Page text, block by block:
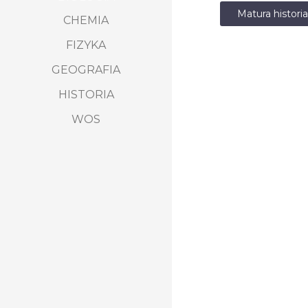
CHEMIA
FIZYKA
GEOGRAFIA
HISTORIA
WOS
Matura